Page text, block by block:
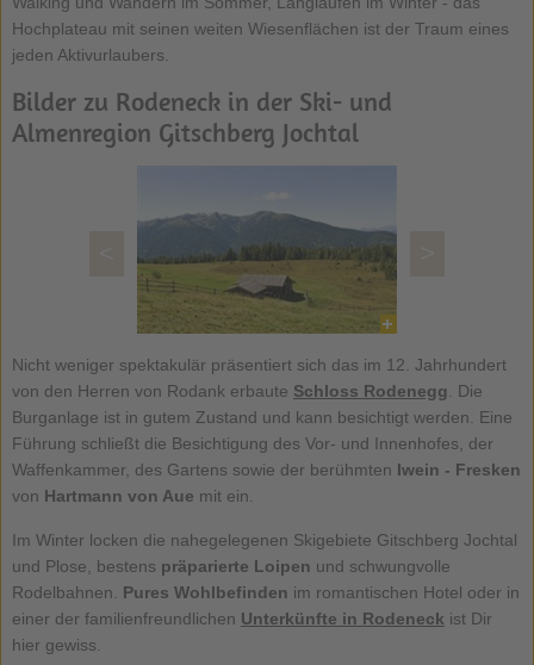
Hochplateau mit seinen weiten Wiesenflächen ist der Traum eines
jeden Aktivurlaubers.
Bilder zu Rodeneck in der Ski- und
Almenregion Gitschberg Jochtal
Nicht weniger spektakulär präsentiert sich das im 12. Jahrhundert
von den Herren von Rodank erbaute Schloss Rodenegg. Die
Burganlage ist in gutem Zustand und kann besichtigt werden. Eine
Führung schließt die Besichtigung des Vor- und Innenhofes, der
Waffenkammer, des Gartens sowie der berühmten Iwein - Fresken
von Hartmann von Aue mit ein.
Im Winter locken die nahegelegenen Skigebiete Gitschberg Jochtal
und Plose, bestens präparierte Loipen und schwungvolle
Rodelbahnen. Pures Wohlbefinden im romantischen Hotel oder in
einer der familienfreundlichen Unterkünfte in Rodeneck ist Dir
hier gewiss.